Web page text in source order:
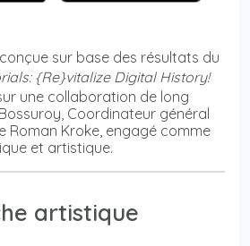
sur base des résultats du
{Re}vitalize Digital History!
une collaboration de long
Coordinateur général
Roman Kroke, engagé comme
et artistique.
artistique